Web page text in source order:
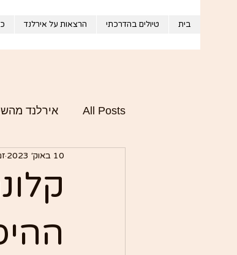
בית טיולים בהדרכתי הרצאות על אירלנד
All Posts אירלנד
התרבות והסיפור של
10 באוק׳ 2023